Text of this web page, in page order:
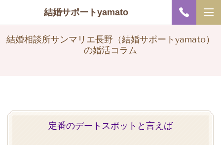
結婚サポートyamato
結婚相談所サンマリエ長野（結婚サポートyamato）
の婚活コラム
定番のデートスポットと言えば